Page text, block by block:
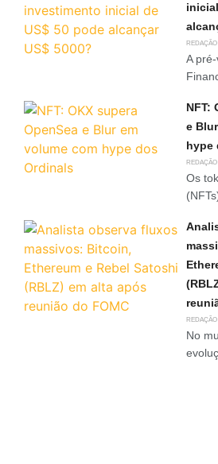
REDAÇÃO
A
NFT:
e
hype
REDAÇÃO
Os
REDAÇÃO
No